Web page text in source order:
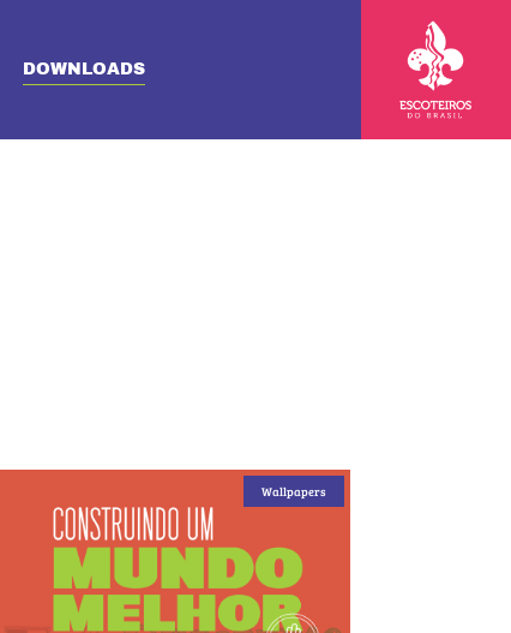
DOWNLOADS
Wallpapers